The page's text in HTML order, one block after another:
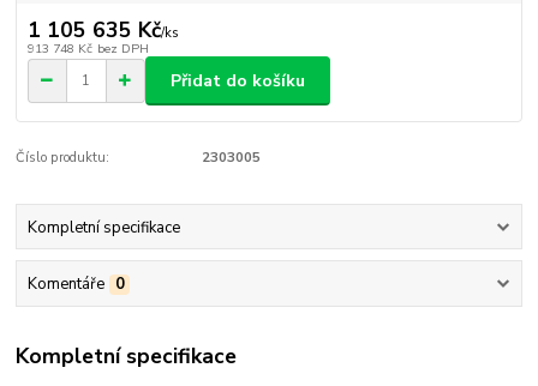
1 105 635 Kč/ks
913 748 Kč bez DPH
Přidat do košíku
Číslo produktu: 2303005
Kompletní specifikace
Komentáře 0
Kompletní specifikace